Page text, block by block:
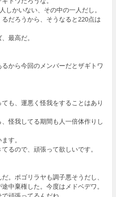
しかいない、その中の一人だし。
だろうから、そうなると220点は
最高だ。
から今回のメンバーだとザギトワ
も、運悪く怪我をすることはあり
怪我してる期間も人一倍体作りし
す。
るので、頑張って欲しいです。
。ポゴリラヤも調子悪そうだし、
中棄権した。今度はメドベデワ。